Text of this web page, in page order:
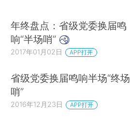
年终盘点：省级党委换届鸣
响“半场哨”
2017年01月02日 APP打开
省级党委换届鸣响半场“终场
哨”
2016年12月23日 APP打开